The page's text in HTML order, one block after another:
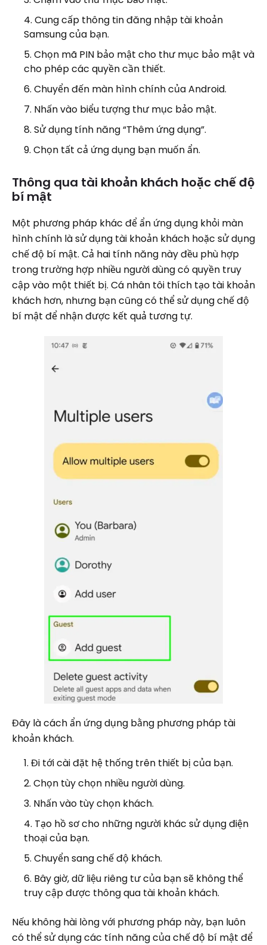
Cung cấp thông tin đăng nhập tài khoản
Samsung của bạn.
Chọn mã PIN bảo mật cho thư mục bảo mật và
cho phép các quyền cần thiết.
Chuyển đến màn hình chính của Android.
Nhấn vào biểu tượng thư mục bảo mật.
Sử dụng tính năng “Thêm ứng dụng”.
Chọn tất cả ứng dụng bạn muốn ẩn.
Thông qua tài khoản khách hoặc chế độ
bí mật
Một phương pháp khác để ẩn ứng dụng khỏi màn
hình chính là sử dụng tài khoản khách hoặc sử dụng
chế độ bí mật. Cả hai tính năng này đều phù hợp
trong trường hợp nhiều người dùng có quyền truy
cập vào một thiết bị. Cá nhân tôi thích tạo tài khoản
khách hơn, nhưng bạn cũng có thể sử dụng chế độ
bí mật để nhận được kết quả tương tự.
Đây là cách ẩn ứng dụng bằng phương pháp tài
khoản khách.
Đi tới cài đặt hệ thống trên thiết bị của bạn.
Chọn tùy chọn nhiều người dùng.
Nhấn vào tùy chọn khách.
Tạo hồ sơ cho những người khác sử dụng điện
thoại của bạn.
Chuyển sang chế độ khách.
Bây giờ, dữ liệu riêng tư của bạn sẽ không thể
truy cập được thông qua tài khoản khách.
Nếu không hài lòng với phương pháp này, bạn luôn
có thể sử dụng các tính năng của chế độ bí mật để